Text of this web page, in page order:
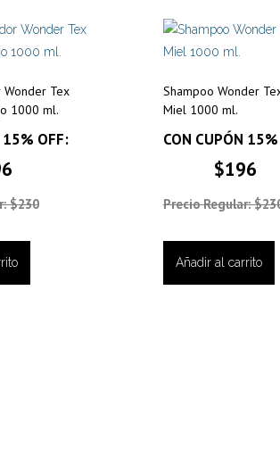
Wonder Tex
1000 ml.
15% OFF:
$230
Shampoo Wonder
Miel 1000 ml.
CON CUPÓN
$196
Precio Regular:
Añadir al carrito